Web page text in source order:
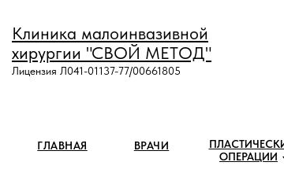
ГЛАВНАЯ ВРАЧИ
ОПЕРАЦИИ
Клиника малоинвазивной
хирургии "СВОЙ МЕТОД"
Лицензия Л041-01137-77/00661805